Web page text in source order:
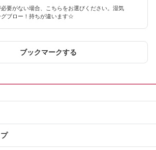
要がない場合、こちらをお選びください。湿気
グブロー！持ちが違います☆
ブックマークする